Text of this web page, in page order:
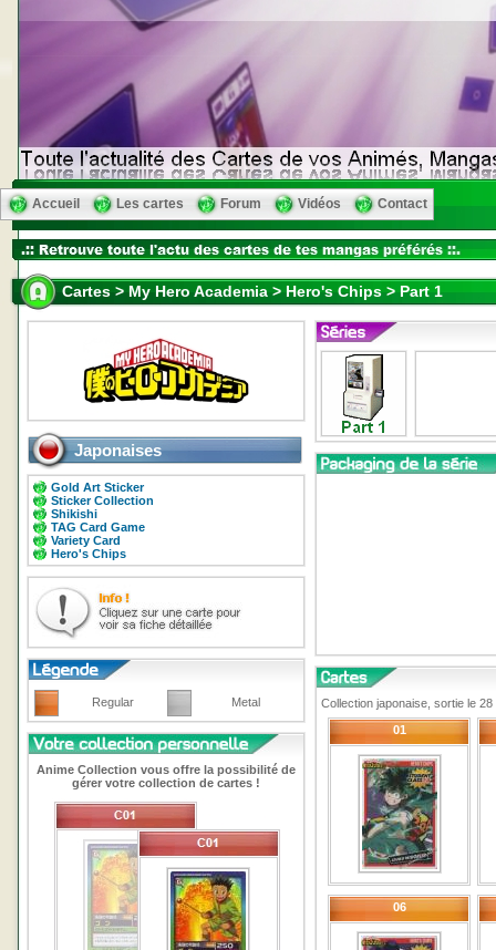
Accueil Les cartes Forum Vidéos Contact
Cartes > My Hero Academia > Hero's Chips > Part 1
Japonaises
Gold Art Sticker
Sticker Collection
Shikishi
TAG Card Game
Variety Card
Hero's Chips
Regular Metal
Anime Collection vous offre la possibilité de
gérer votre collection de cartes !
Collection japonaise, sortie le
01
06